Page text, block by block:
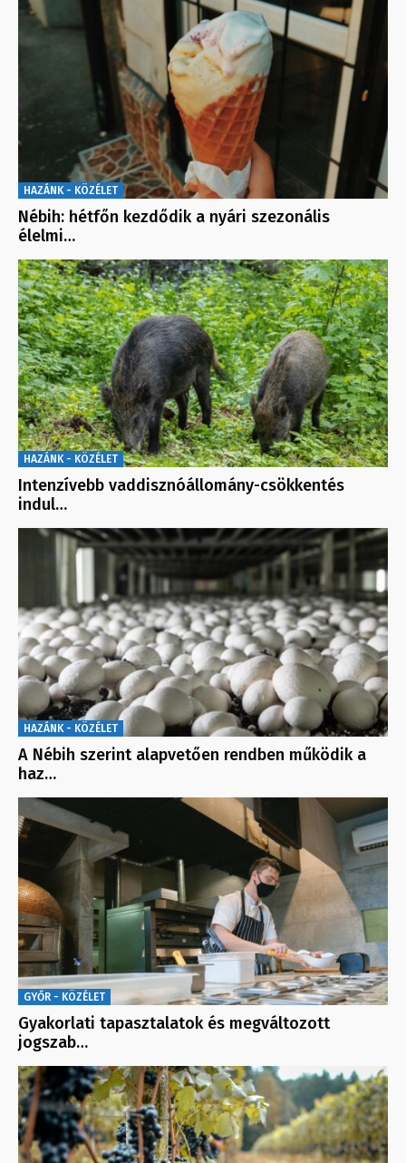
HAZÁNK - KÖZÉLET
Nébih: hétfőn kezdődik a nyári szezonális
élelmi…
HAZÁNK - KÖZÉLET
Intenzívebb vaddisznóállomány-csökkentés
indul…
HAZÁNK - KÖZÉLET
A Nébih szerint alapvetően rendben működik a
haz…
GYŐR - KÖZÉLET
Gyakorlati tapasztalatok és megváltozott
jogszab…